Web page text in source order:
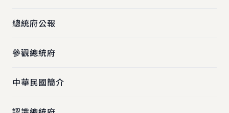
總統府公報
參觀總統府
中華民國簡介